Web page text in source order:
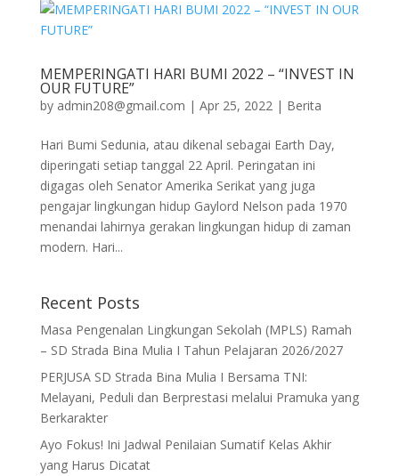
MEMPERINGATI HARI BUMI 2022 – “INVEST IN
OUR FUTURE”
by admin208@gmail.com | Apr 25, 2022| Berita
Hari Bumi Sedunia, atau dikenal sebagai Earth Day,
diperingati setiap tanggal 22 April. Peringatan ini
digagas oleh Senator Amerika Serikat yang juga
pengajar lingkungan hidup Gaylord Nelson pada 1970
menandai lahirnya gerakan lingkungan hidup di zaman
modern. Hari...
Recent Posts
Masa Pengenalan Lingkungan Sekolah (MPLS) Ramah
– SD Strada Bina Mulia I Tahun Pelajaran 2026/2027
PERJUSA SD Strada Bina Mulia I Bersama TNI:
Melayani, Peduli dan Berprestasi melalui Pramuka yang
Berkarakter
Ayo Fokus! Ini Jadwal Penilaian Sumatif Kelas Akhir
yang Harus Dicatat